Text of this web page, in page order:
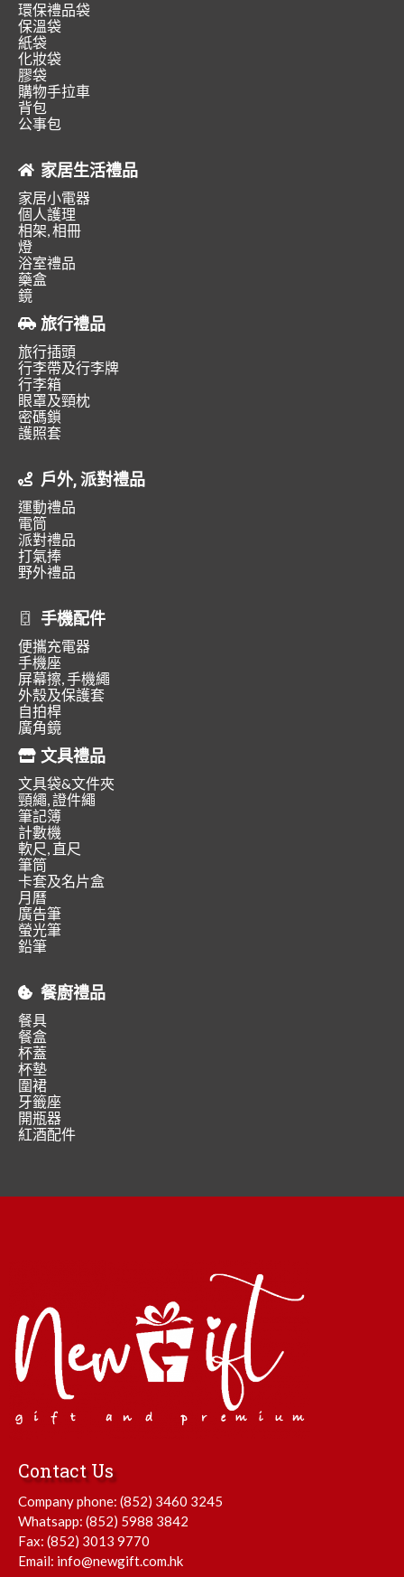
環保禮品袋
保溫袋
紙袋
化妝袋
膠袋
購物手拉車
背包
公事包
家居生活禮品
家居小電器
個人護理
相架, 相冊
燈
浴室禮品
藥盒
鏡
旅行禮品
旅行插頭
行李帶及行李牌
行李箱
眼罩及頸枕
密碼鎖
護照套
戶外, 派對禮品
運動禮品
電筒
派對禮品
打氣捧
野外禮品
手機配件
便攜充電器
手機座
屏幕擦, 手機繩
外殼及保護套
自拍桿
廣角鏡
文具禮品
文具袋&文件夾
頸繩, 證件繩
筆記簿
計數機
軟尺, 直尺
筆筒
卡套及名片盒
月曆
廣告筆
螢光筆
鉛筆
餐廚禮品
餐具
餐盒
杯蓋
杯墊
圍裙
牙籤座
開瓶器
紅酒配件
Contact Us
Company phone: (852) 3460 3245
Whatsapp: (852) 5988 3842
Fax: (852) 3013 9770
Email: info@newgift.com.hk